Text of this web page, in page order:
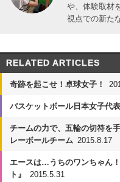
や、体験取材
視点での新た
RELATED ARTICLES
奇跡を起こせ！卓球女子！
バスケットボール日本女子代
チームの力で、五輪の切符を
レーボールチーム 2015.8.17
エースは…うちのワンちゃん
ト』
2015.5.31